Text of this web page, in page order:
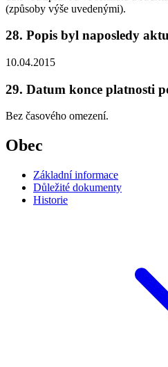
(způsoby výše uvedenými).
28. Popis byl naposledy
10.04.2015
29. Datum konce platnosti
Bez časového omezení.
Obec
Základní informace
Důležité dokumenty
Historie